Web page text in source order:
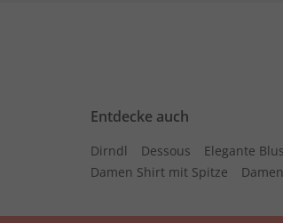
Entdecke auch
Dirndl Dessous Elegante
Damen Shirt mit Spitze